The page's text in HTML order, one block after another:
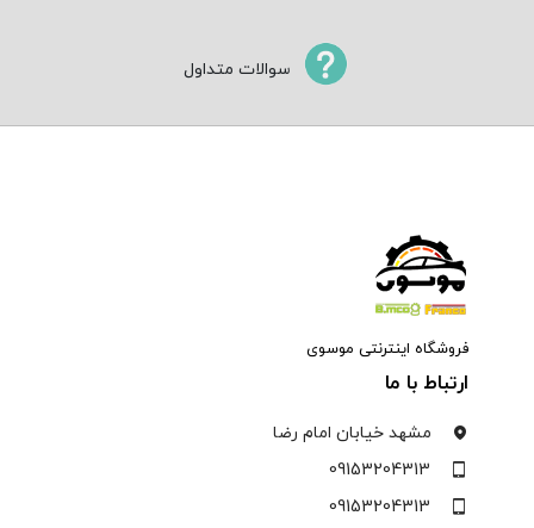
سوالات متداول
فروشگاه اینترنتی موسوی
ارتباط با ما
مشهد خیابان امام رضا
09153204313
09153204313